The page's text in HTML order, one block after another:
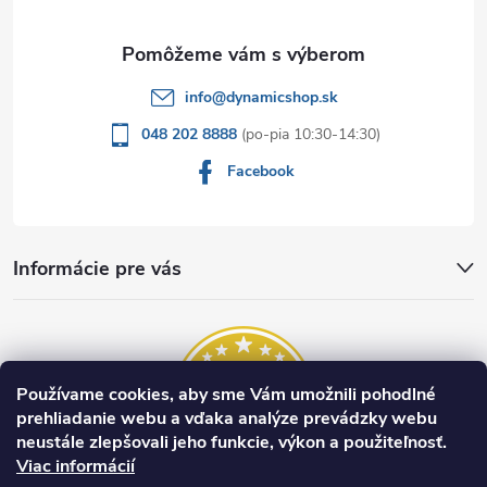
Používame cookies, aby sme Vám umožnili pohodlné
prehliadanie webu a vďaka analýze prevádzky webu
neustále zlepšovali jeho funkcie, výkon a použiteľnosť.
Viac informácií
Informácie pre vás
info@dynamicshop.sk
048 202 8888
Facebook